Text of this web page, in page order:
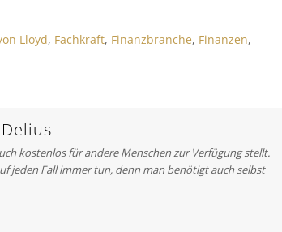
r
e
:
Lloyd, Fachkraft, Finanzbranche, Finanzen,
kostenlos für andere Menschen zur Verfügung stellt.
jeden Fall immer tun, denn man benötigt auch selbst